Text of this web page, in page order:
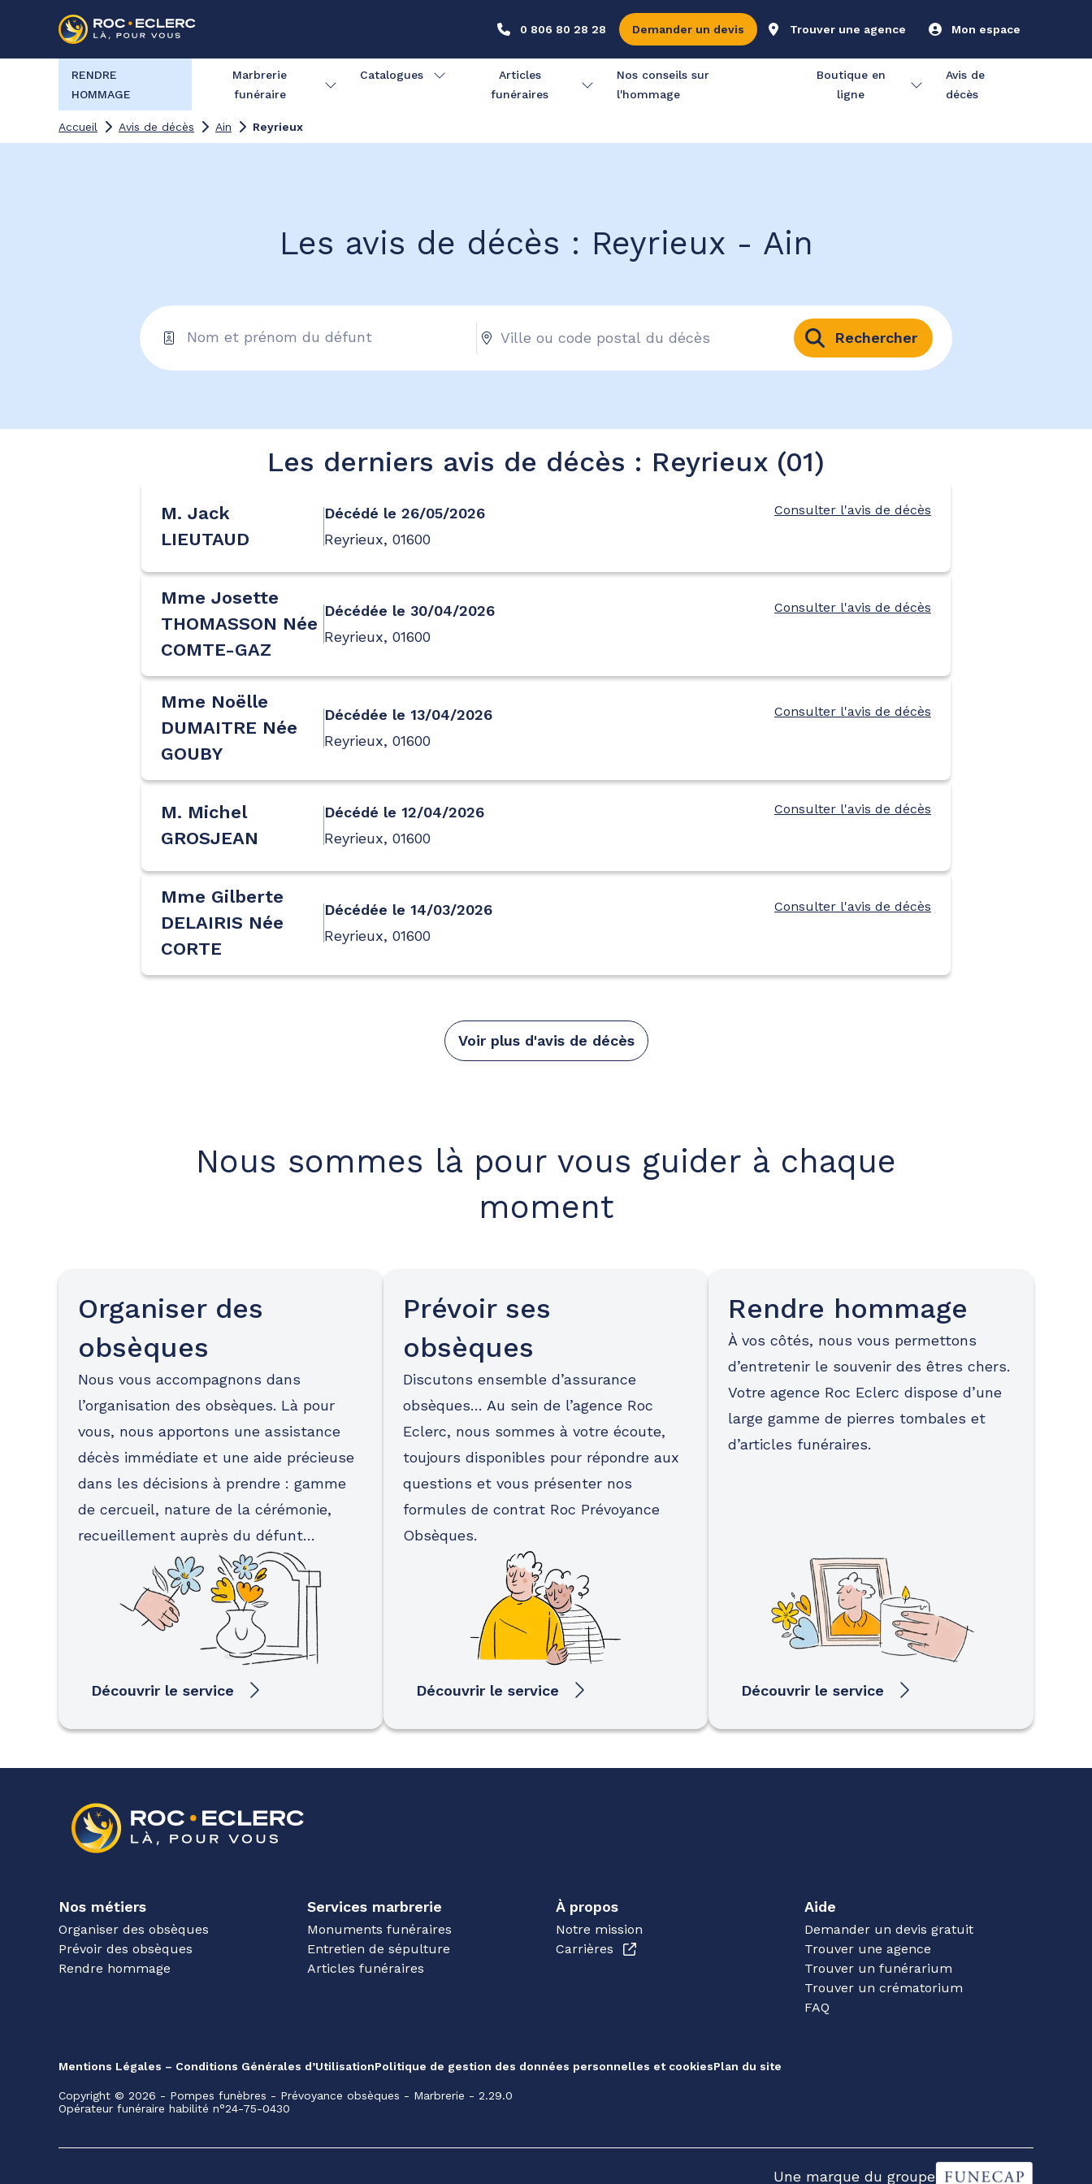
0 806 80 28 28 Demander un devis Trouver une agence Mon espace
RENDRE
HOMMAGE
Marbrerie
funéraire
Catalogues
Articles
funéraires
Nos conseils sur
l'hommage
Boutique en
ligne
Avis de
décès
Accueil Avis de décès Ain Reyrieux
Les avis de décès : Reyrieux - Ain
Rechercher
Les derniers avis de décès : Reyrieux (01)
M. Jack
LIEUTAUD
Décédé le 26/05/2026
Reyrieux, 01600
Consulter l'avis de décès
Mme Josette
THOMASSON Née
COMTE-GAZ
Décédée le 30/04/2026
Reyrieux, 01600
Consulter l'avis de décès
Mme Noëlle
DUMAITRE Née
GOUBY
Décédée le 13/04/2026
Reyrieux, 01600
Consulter l'avis de décès
M. Michel
GROSJEAN
Décédé le 12/04/2026
Reyrieux, 01600
Consulter l'avis de décès
Mme Gilberte
DELAIRIS Née
CORTE
Décédée le 14/03/2026
Reyrieux, 01600
Consulter l'avis de décès
Voir plus d'avis de décès
Nous sommes là pour vous guider à chaque
moment
Organiser des
obsèques
Nous vous accompagnons dans
l’organisation des obsèques. Là pour
vous, nous apportons une assistance
décès immédiate et une aide précieuse
dans les décisions à prendre : gamme
de cercueil, nature de la cérémonie,
recueillement auprès du défunt…
Découvrir le service
Prévoir ses
obsèques
Discutons ensemble d’assurance
obsèques… Au sein de l’agence Roc
Eclerc, nous sommes à votre écoute,
toujours disponibles pour répondre aux
questions et vous présenter nos
formules de contrat Roc Prévoyance
Obsèques.
Découvrir le service
Rendre hommage
À vos côtés, nous vous permettons
d’entretenir le souvenir des êtres chers.
Votre agence Roc Eclerc dispose d’une
large gamme de pierres tombales et
d’articles funéraires.
Découvrir le service
Nos métiers
Organiser des obsèques
Prévoir des obsèques
Rendre hommage
Services marbrerie
Monuments funéraires
Entretien de sépulture
Articles funéraires
À propos
Notre mission
Carrières
Aide
Demander un devis gratuit
Trouver une agence
Trouver un funérarium
Trouver un crématorium
FAQ
Mentions Légales – Conditions Générales d’UtilisationPolitique de gestion des données personnelles et cookiesPlan du site
Copyright © 2026 - Pompes funèbres - Prévoyance obsèques - Marbrerie - 2.29.0
Opérateur funéraire habilité n°24-75-0430
Une marque du groupe